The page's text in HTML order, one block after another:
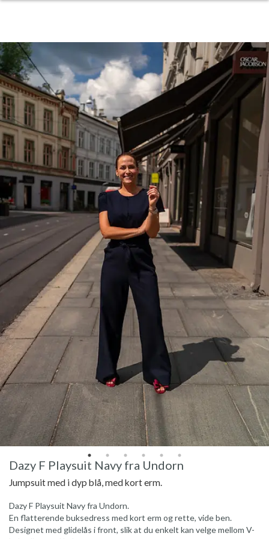
Dazy F Playsuit Navy fra Undorn
Jumpsuit med i dyp blå, med kort erm.
Dazy F Playsuit Navy fra Undorn.
En flatterende buksedress med kort erm og rette, vide ben.
Designet med glidelås i front, slik at du enkelt kan velge mellom V-